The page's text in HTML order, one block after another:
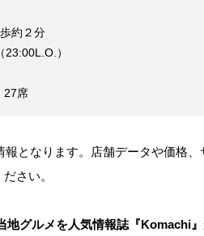
約２分
）
27席
となります。店舗データや価格
さい。
地グルメを人気情報誌『Komachi』